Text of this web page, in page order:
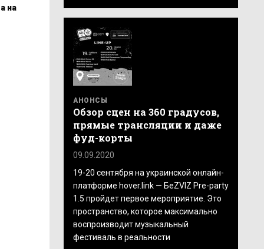
на
АНОНСЫ
Обзор сцен на 360 градусов,
прямые трансляции и даже
фуд-корты
09.09.2020
19-20 сентября на украинской онлайн-
платформе hover.link — БеZVIZ Pre-party
1.5 пройдет первое мероприятие. Это
пространство, которое максимально
воспроизводит музыкальный
фестиваль в реальности